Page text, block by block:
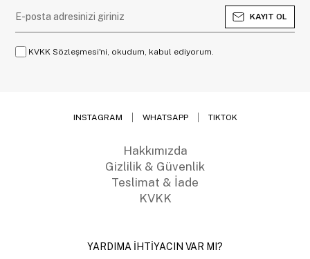
KAYIT OL
KVKK Sözleşmesi'ni, okudum, kabul ediyorum.
INSTAGRAM WHATSAPP TIKTOK
Hakkımızda
Gizlilik & Güvenlik
Teslimat & İade
KVKK
YARDIMA İHTİYACIN VAR MI?